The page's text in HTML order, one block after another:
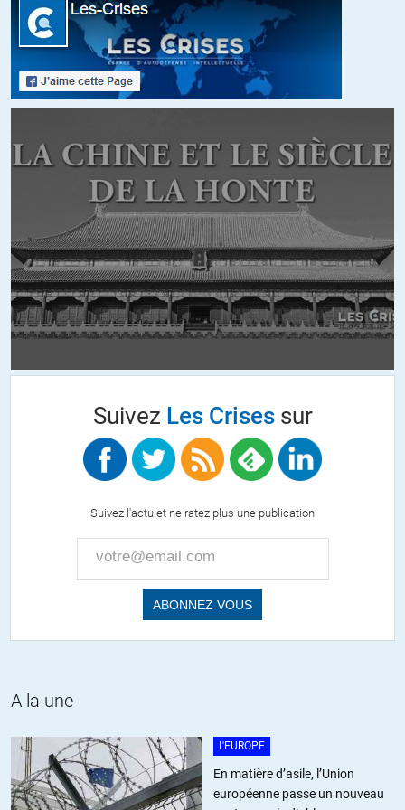
» New immigrants will be encouraged to apply for EBU Debit
Cards at their entry point – the basis being “high-spending
asylum seekers should contribute to Europe’s growth through
increased consumption”, according to yesterday’s ECB leak. »
Des vrai cador!
pierre// 01.04.2016 à 15h53
Le « revenu à vie » c’est justement de l’hélicoptère monnaie puisque
ça consiste à distribuer de l’argent à tout le monde, quel que soit
son travail (ou son absence de travail), son mérite (ou son absence
de mérite) ou ses efforts (ou son abscence d’efforts).
+3 ALERTER
Une chose est certaine, monsieur tout le monde fera certainement
un meilleur usage de la monnaie que les banquiers qui ne font que
la recycler dans leur casinos.
toutes les autres (famille, chômage, aide au logement…).
distribuer la même masse de prestations sociales, sans aucune
création de monnaie.
D’ailleurs, la Finlande étant membre de la zone euro, elle ne peut
Suivez Les Crisessur
Suivez l'actu et ne ratez plus une publication
A la une
L'EUROPE
En matière d’asile, l’Union
européenne passe un nouveau